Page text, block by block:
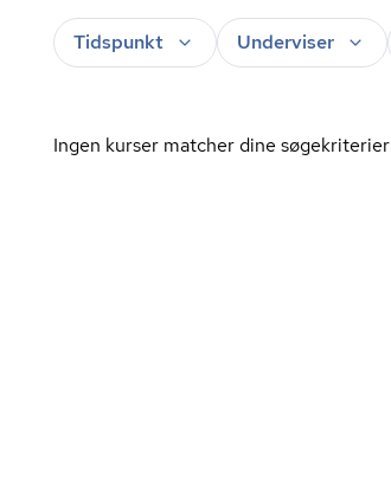
Tidspunkt Underviser
Ingen kurser matcher dine søgekriterier